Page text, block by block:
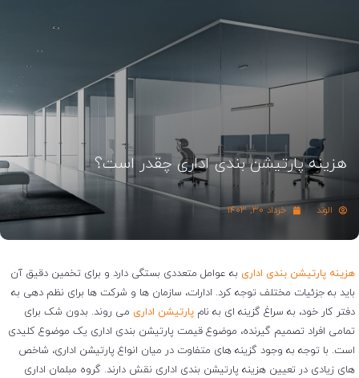
هزینه پارتیشن بندی اداری چقدر است؟
الوند خرداد ۳۰, ۱۴۰۳
هزینه پارتیشن بندی اداری به عوامل متعددی بستگی دارد و برای تخمین دقیق آن
باید به جزئیات مختلف توجه کرد. ادارات، سازمان ها و شرکت ها برای نظم دهی به
دفتر کار خود، به سراغ گزینه ای به نام پارتیشن اداری می روند. بدون شک برای
تمامی افراد تصمیم گیرنده، موضوع قیمت پارتیشن بندی اداری یک موضوع کلیدی
است. با توجه به وجود گزینه های متفاوت در میان انواع پارتیشن اداری، شاخص
های زیادی در تعیین هزینه پارتیشن بندی اداری نقش دارند. گروه مبلمان اداری